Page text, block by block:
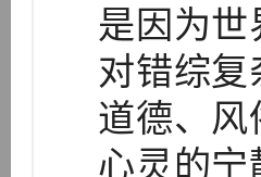
是因为
对错综
道德、
心灵的